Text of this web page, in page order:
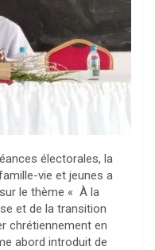
électorales, la
vie et jeunes a
le thème « À la
et de la transition
chrétiennement en
abord introduit de